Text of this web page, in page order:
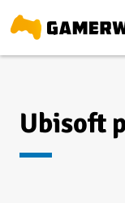
Ubisoft